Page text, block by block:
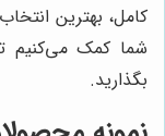
کامل، بهترین
شما کمک می‌کنیم
بگذارید.